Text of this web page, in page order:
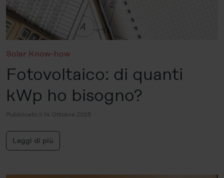
Solar Know-how
Fotovoltaico: di quanti
kWp ho bisogno?
Pubblicato il 14 Ottobre 2025
Leggi di più